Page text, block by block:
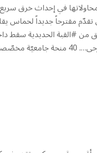
محاولاتها في إحداث خرق
تقدّم مقترحاً جديداً لحماس
من #القبة الحديدية
صاروخ قبل نحو أسبوع في وسط شارع تجاري في